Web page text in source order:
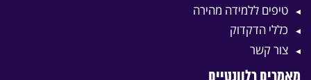
טיפים ללמידה מהירה
כללי הדקדוק
צור קשר